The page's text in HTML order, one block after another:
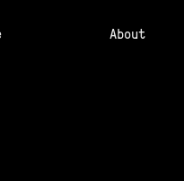
About